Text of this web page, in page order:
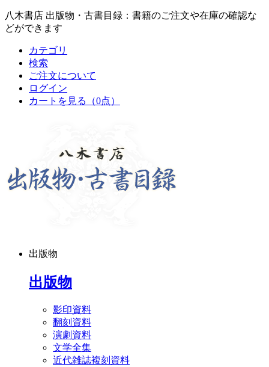
八木書店 出版物・古書目録：書籍のご注文や在庫の確認な
どができます
カテゴリ
検索
ご注文について
ログイン
カートを見る
（0点）
出版物
出版物
影印資料
翻刻資料
演劇資料
文学全集
近代雑誌複刻資料